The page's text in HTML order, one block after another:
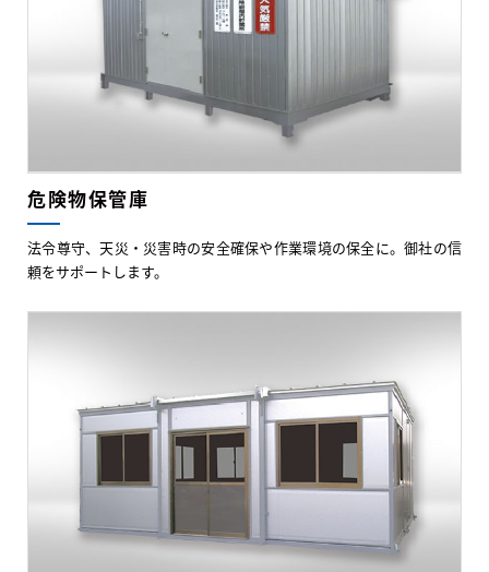
危険物保管庫
法令尊守、天災・災害時の安全確保や作業環境の保全に。御社の信
頼をサポートします。